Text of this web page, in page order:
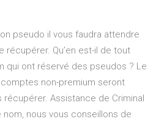
pseudo il vous faudra attendre
récupérer. Qu’en est-il de tout
qui ont réservé des pseudos ? Le
non-premium seront
Assistance de Criminal
nous vous conseillons de